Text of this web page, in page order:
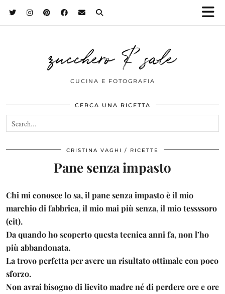
zucchero & sale
CUCINA E FOTOGRAFIA
CERCA UNA RICETTA
CRISTINA VAGHI RICETTE
Pane senza impasto
Chi mi conosce lo sa, il pane senza impasto è il mio
marchio di fabbrica, il mio mai più senza, il mio tessssoro
(cit).
Da quando ho scoperto questa tecnica anni fa, non l’ho
più abbandonata.
La trovo perfetta per avere un risultato ottimale con poco
sforzo.
Non avrai bisogno di lievito madre né di perdere ore e ore